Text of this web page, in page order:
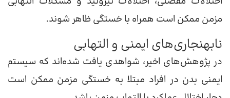
مزمن ممکن است همراه با خستگی ظاهر شوند.
نابهنجاری‌های ایمنی و التهابی
در پژوهش‌های اخیر، شواهدی یافت شده‌اند که سیستم
ایمنی بدن در افراد مبتلا به خستگی مزمن ممکن است